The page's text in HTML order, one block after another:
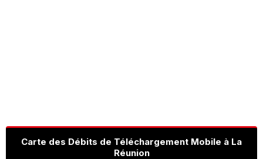
Carte des Débits de Téléchargement Mobile à La
Réunion